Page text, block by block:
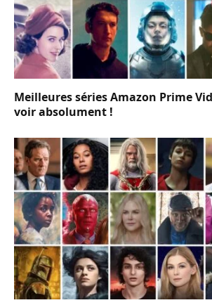
Meilleures séries Amazon Prime
voir absolument !